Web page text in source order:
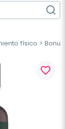
físico
favorite_border